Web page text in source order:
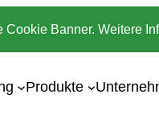
Banner. Weitere
Produkte